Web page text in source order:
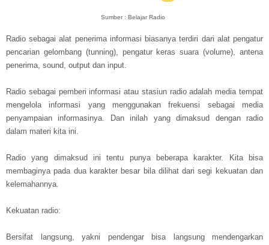
Sumber : Belajar Radio
Radio sebagai alat penerima informasi biasanya terdiri dari alat pengatur
pencarian gelombang (tunning), pengatur keras suara (volume), antena
penerima, sound, output dan input.
Radio sebagai pemberi informasi atau stasiun radio adalah media tempat
mengelola informasi yang menggunakan frekuensi sebagai media
penyampaian informasinya. Dan inilah yang dimaksud dengan radio
dalam materi kita ini.
Radio yang dimaksud ini tentu punya beberapa karakter. Kita bisa
membaginya pada dua karakter besar bila dilihat dari segi kekuatan dan
kelemahannya.
Kekuatan radio:
Bersifat langsung, yakni pendengar bisa langsung mendengarkan